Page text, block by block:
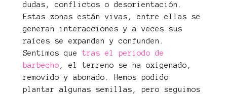
dudas, conflictos o desorientación.
Estas zonas están vivas, entre ellas se
generan interacciones y a veces sus
raíces se expanden y confunden.
Sentimos que tras el periodo de
barbecho , el terreno se ha oxigenado,
removido y abonado. Hemos podido
plantar algunas semillas, pero seguimos